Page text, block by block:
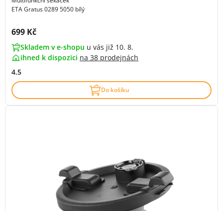
ETA Gratus 0289 5050 bílý
Cena s DPH:
699 Kč
Skladem v e-shopu u vás již 10. 8.
ihned k dispozici na 38 prodejnách
4.5
Do košíku